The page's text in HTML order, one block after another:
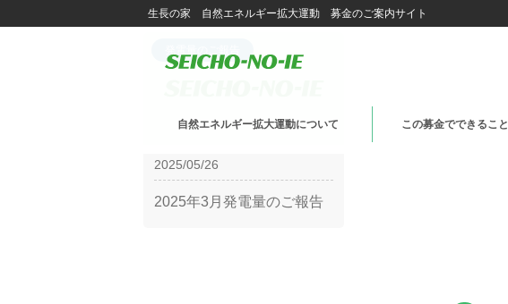
生長の家 自然エネルギー拡大運動 募金のご案内サイト
自然エネルギー拡大運動について この募金でできること
2025/05/26
2025年3月発電量のご報告